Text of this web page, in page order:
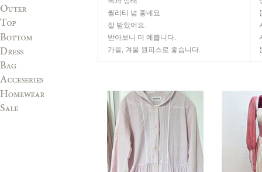
퀄리티 넘 좋네요
잘 받았어요.
받아보니 더 예쁩니다.
가을, 겨울 원피스로 좋습니다.